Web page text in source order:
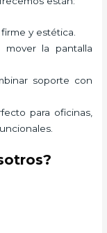
y estética.
mover la pantalla
soporte con
para oficinas,